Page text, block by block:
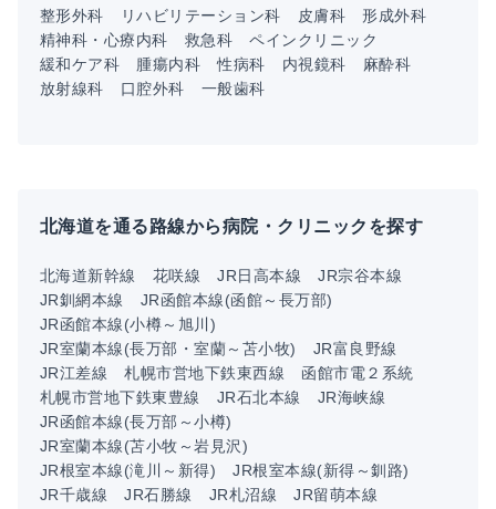
整形外科
リハビリテーション科 皮膚科
形成外科
精神科・心療内科
救急科
ペインクリニック
緩和ケア科
腫瘍内科 性病科 内視鏡科
麻酔科
放射線科
口腔外科 一般歯科
北海道を通る路線から病院・クリニックを探す
北海道新幹線 花咲線 JR日高本線
JR宗谷本線
JR釧網本線
JR函館本線(函館～長万部)
JR函館本線(小樽～旭川)
JR室蘭本線(長万部・室蘭～苫小牧)
JR富良野線
JR江差線
札幌市営地下鉄東西線
函館市電２系統
札幌市営地下鉄東豊線
JR石北本線
JR海峡線
JR函館本線(長万部～小樽)
JR室蘭本線(苫小牧～岩見沢)
JR根室本線(滝川～新得)
JR根室本線(新得～釧路)
JR千歳線
JR石勝線 JR札沼線
JR留萌本線